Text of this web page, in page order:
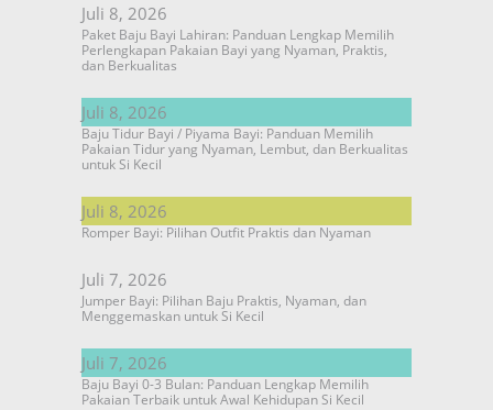
Juli 8, 2026
Paket Baju Bayi Lahiran: Panduan Lengkap Memilih
Perlengkapan Pakaian Bayi yang Nyaman, Praktis,
dan Berkualitas
Juli 8, 2026
Baju Tidur Bayi / Piyama Bayi: Panduan Memilih
Pakaian Tidur yang Nyaman, Lembut, dan Berkualitas
untuk Si Kecil
Juli 8, 2026
Romper Bayi: Pilihan Outfit Praktis dan Nyaman
Juli 7, 2026
Jumper Bayi: Pilihan Baju Praktis, Nyaman, dan
Menggemaskan untuk Si Kecil
Juli 7, 2026
Baju Bayi 0-3 Bulan: Panduan Lengkap Memilih
Pakaian Terbaik untuk Awal Kehidupan Si Kecil